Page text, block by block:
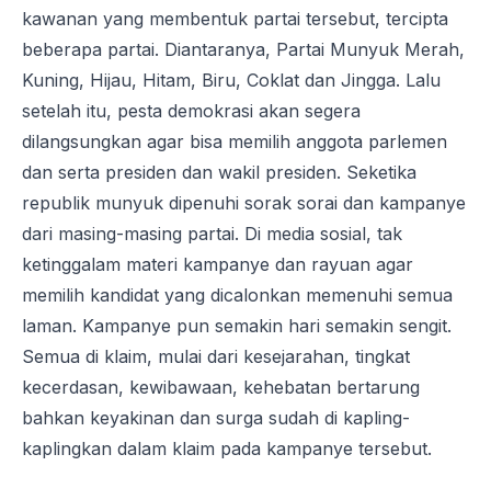
kawanan yang membentuk partai tersebut, tercipta
beberapa partai. Diantaranya, Partai Munyuk Merah,
Kuning, Hijau, Hitam, Biru, Coklat dan Jingga. Lalu
setelah itu, pesta demokrasi akan segera
dilangsungkan agar bisa memilih anggota parlemen
dan serta presiden dan wakil presiden. Seketika
republik munyuk dipenuhi sorak sorai dan kampanye
dari masing-masing partai. Di media sosial, tak
ketinggalam materi kampanye dan rayuan agar
memilih kandidat yang dicalonkan memenuhi semua
laman. Kampanye pun semakin hari semakin sengit.
Semua di klaim, mulai dari kesejarahan, tingkat
kecerdasan, kewibawaan, kehebatan bertarung
bahkan keyakinan dan surga sudah di kapling-
kaplingkan dalam klaim pada kampanye tersebut.